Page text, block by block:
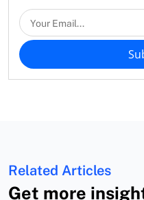
Related Articles
Get more